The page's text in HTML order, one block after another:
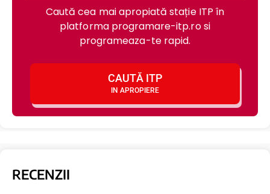
Caută cea mai apropiată stație ITP în
platforma programare-itp.ro si
programeaza-te rapid.
CAUTĂ ITP
IN APROPIERE
RECENZII